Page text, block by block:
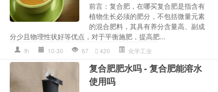
前言：复合肥，在哪买复合肥是指含有
植物生长必须的肥分，不包括微量元素
的混合肥料，其具有养分含量高、副成
分少且物理性状好等优点，对于平衡施肥，提高肥...
fh 10-30 67 420 化学工业
复合肥肥水吗 - 复合肥能溶水
使用吗